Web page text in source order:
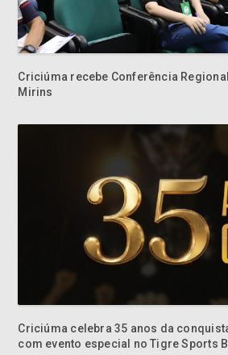
Criciúma recebe Conferência
Mirins
Criciúma celebra 35 anos da
com evento especial no Tigre Sports